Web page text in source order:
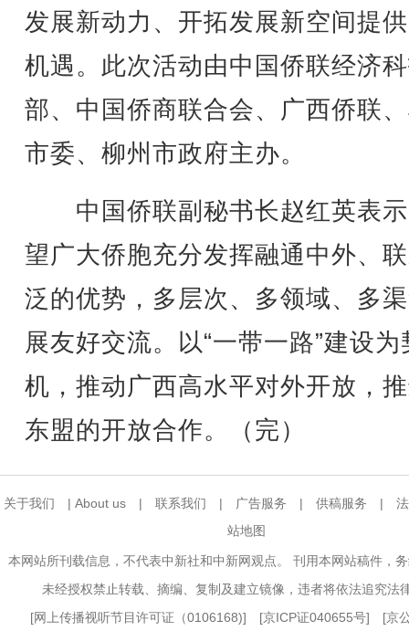
发展新动力、开拓发展新空间提
机遇。此次活动由中国侨联经济
部、中国侨商联合会、广西侨联
市委、柳州市政府主办。
中国侨联副秘书长赵红英表
望广大侨胞充分发挥融通中外、
泛的优势，多层次、多领域、多
展友好交流。以“一带一路”建设为
机，推动广西高水平对外开放，
东盟的开放合作。（完）
关于我们 | About us | 联系我们 | 广告服务 | 供稿服务 |
站地图
本网站所刊载信息，不代表中新社和中新网观点。 刊用本网站稿件，
未经授权禁止转载、摘编、复制及建立镜像，违者将依法追究法
[网上传播视听节目许可证（0106168)] [京ICP证040655号] [京